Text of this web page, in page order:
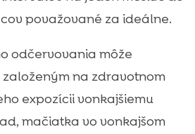
považované za ideálne.
odčervovania môže
na zdravotnom
expozícii vonkajšiemu
mačiatka vo vonkajšom